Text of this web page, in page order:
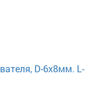
D-6х8мм. L-